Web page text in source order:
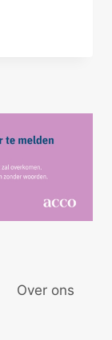
Over ons